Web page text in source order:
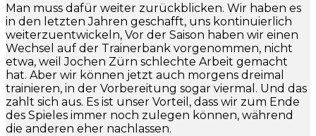
Man muss dafür weiter zurückblicken. Wir haben es
in den letzten Jahren geschafft, uns kontinuierlich
weiterzuentwickeln, Vor der Saison haben wir einen
Wechsel auf der Trainerbank vorgenommen, nicht
etwa, weil Jochen Zürn schlechte Arbeit gemacht
hat. Aber wir können jetzt auch morgens dreimal
trainieren, in der Vorbereitung sogar viermal. Und das
zahlt sich aus. Es ist unser Vorteil, dass wir zum Ende
des Spieles immer noch zulegen können, während
die anderen eher nachlassen.